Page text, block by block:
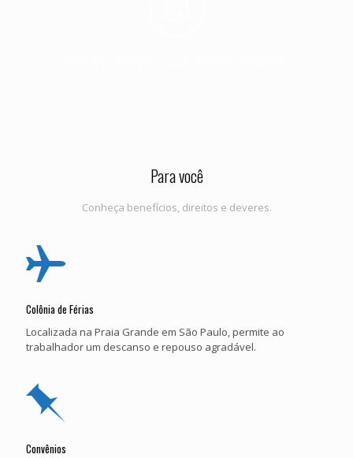
Para você
Conheça benefícios, direitos e deveres.
Colônia de Férias
Localizada na Praia Grande em São Paulo, permite ao
trabalhador um descanso e repouso agradável.
Convênios